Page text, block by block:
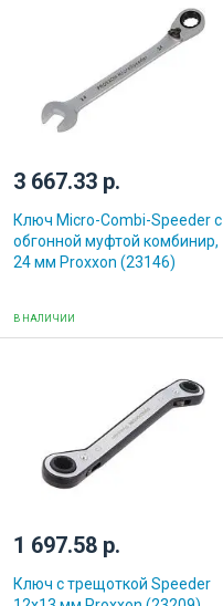
3 667.33 р.
Ключ Micro-Combi-Speeder с
обгонной муфтой комбинир,
24 мм Proxxon (23146)
В НАЛИЧИИ
1 697.58 р.
Ключ с трещоткой Speeder